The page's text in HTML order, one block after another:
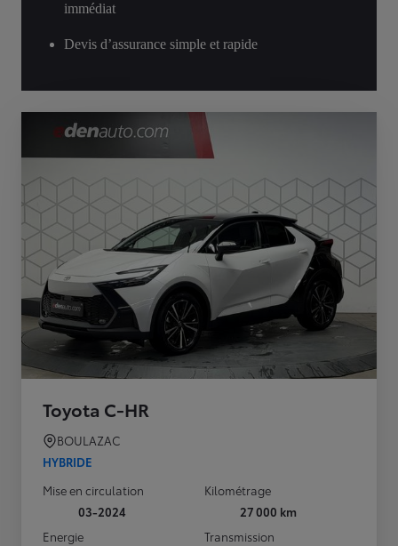
immédiat
Devis d’assurance simple et rapide
Toyota C-HR
BOULAZAC
HYBRIDE
Mise en circulation
03-2024
Kilométrage
27 000 km
Energie
Transmission